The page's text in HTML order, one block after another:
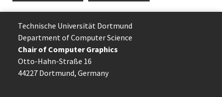
Technische Uni­ver­si­tät Dort­mund
Department of Computer Science
Chair of Computer Graphics
Otto-Hahn-Straße 16
44227 Dort­mund, Germany